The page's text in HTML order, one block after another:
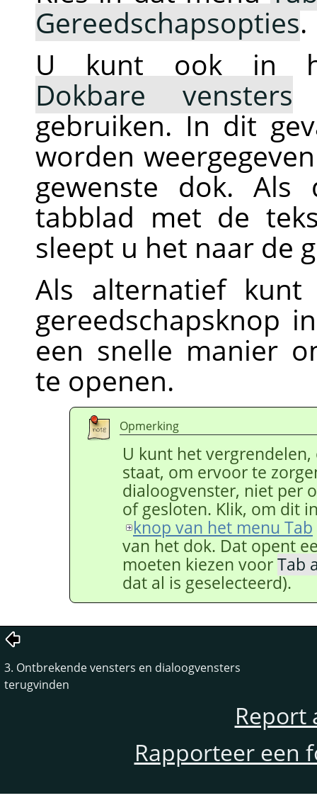
Gereedschapsopties.
U kunt ook in
Dokbare vensters
gebruiken. In dit
worden
gewenste dok.
tabblad met de
sleept u het naar de
Als alternatief
gereedschapsknop
een snelle manier
te openen.
Opmerking
U kunt het
staat, om ervoor te
dialoogvenster, niet per
of gesloten. Klik, om dit
knop van het menu Tab
van het dok. Dat opent
moeten kiezen voorTab
dat al is geselecteerd).
3. Ontbrekende vensters en dialoogvensters
terugvinden
Report
Rapporteer een